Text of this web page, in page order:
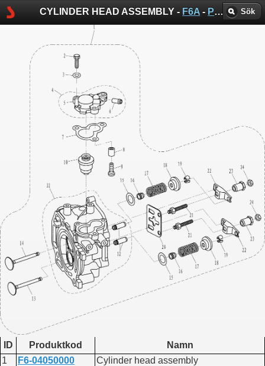
CYLINDER HEAD ASSEMBLY - F6A - Parsun sprängskisser Sök
ID Produktkod
Namn
1
F6-04050000
Cylinder head assembly